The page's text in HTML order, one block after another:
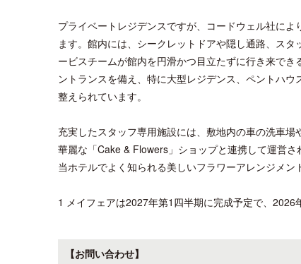
プライベートレジデンスですが、コードウェル社に
ます。館内には、シークレットドアや隠し通路、ス
ービスチームが館内を円滑かつ目立たずに行き来で
ントランスを備え、特に大型レジデンス、ペントハ
整えられています。
充実したスタッフ専用施設には、敷地内の車の洗車
華麗な「Cake & Flowers」ショップと連携して運営
当ホテルでよく知られる美しいフラワーアレンジメン
1 メイフェアは2027年第1四半期に完成予定で、2026
【お問い合わせ】